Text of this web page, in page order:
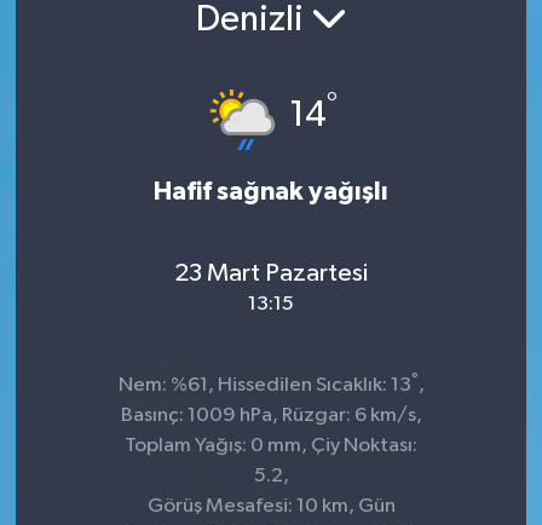
Denizli
14°
Hafif sağnak yağışlı
23 Mart Pazartesi
13:15
Nem: %61, Hissedilen Sıcaklık: 13° ,
Basınç: 1009 hPa, Rüzgar: 6 km/s,
Toplam Yağış: 0 mm, Çiy Noktası:
5.2,
Görüş Mesafesi: 10 km, Gün